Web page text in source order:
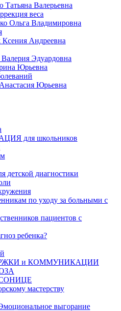
Татьяна Валерьевна
веса
Ольга Владимировна
Ксения Андреевна
Эдуардовна
Юрьевна
Юрьевна
для школьников
детской диагностики
по уходу за больными с
пациентов с
ребенка?
и КОММУНИКАЦИИ
мастерству
выгорание